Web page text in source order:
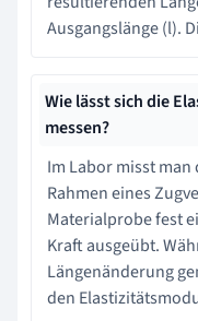
Ausgangslänge (l).
Wie lässt sich die
messen?
Im Labor misst
Rahmen eines
Materialprobe fest
Kraft ausgeübt.
Längenänderung
den